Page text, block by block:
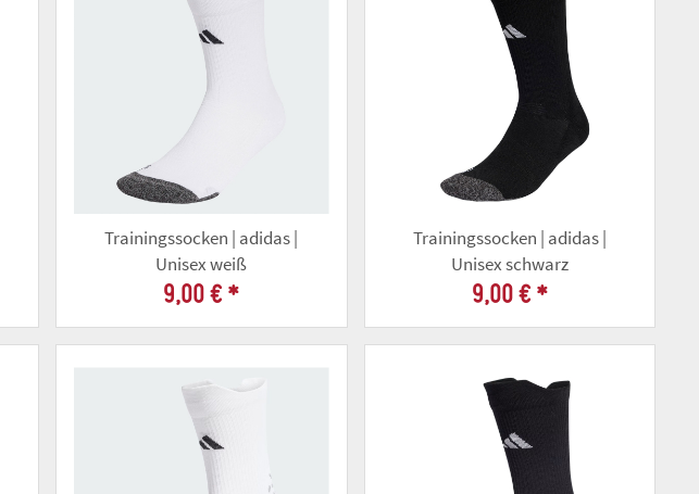
Trainingssocken | adidas |
Unisex weiß
9,00 € *
Trainingssocken | adidas |
Unisex schwarz
9,00 € *